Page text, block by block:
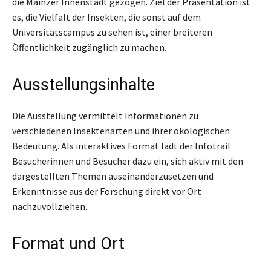
es, die Vielfalt der Insekten, die sonst auf dem
Universitätscampus zu sehen ist, einer breiteren
Öffentlichkeit zugänglich zu machen.
Ausstellungsinhalte
Die Ausstellung vermittelt Informationen zu
verschiedenen Insektenarten und ihrer ökologischen
Bedeutung. Als interaktives Format lädt der Infotrail
Besucherinnen und Besucher dazu ein, sich aktiv mit den
dargestellten Themen auseinanderzusetzen und
Erkenntnisse aus der Forschung direkt vor Ort
nachzuvollziehen.
Format und Ort